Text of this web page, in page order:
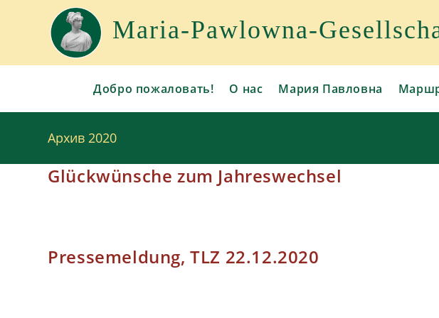
содержимому
Maria-Pawlowna-
Добро пожаловать! О нас Мария Павловна
Архив 2020
Glückwünsche zum Jahreswechsel
Pressemeldung, TLZ 22.12.2020